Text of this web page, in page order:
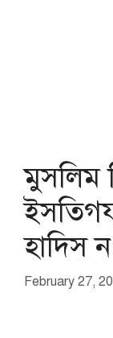
মুসলিম
হাদিস
February 27,